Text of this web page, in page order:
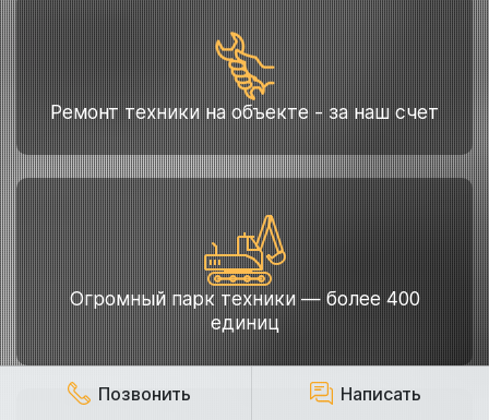
Ремонт техники на объекте - за наш счет
Огромный парк техники — более 400
единиц
Позвонить Написать